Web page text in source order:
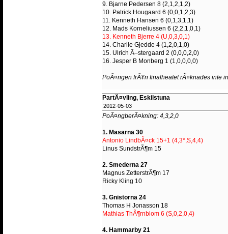
9. Bjarne Pedersen 8 (2,1,2,1,2)
10. Patrick Hougaard 6 (0,0,1,2,3)
11. Kenneth Hansen 6 (0,1,3,1,1)
12. Mads Korneliussen 6 (2,2,1,0,1)
13. Kenneth Bjerre 4 (U,0,3,0,1)
14. Charlie Gjedde 4 (1,2,0,1,0)
15. Ulrich Ã–stergaard 2 (0,0,0,2,0)
16. Jesper B Monberg 1 (1,0,0,0,0)
PoÃ¤ngen frÃ¥n finalheatet rÃ¤knades inte
PartÃ¤vling, Eskilstuna
2012-05-03
PoÃ¤ngberÃ¤kning: 4,3,2,0
1. Masarna 30
Antonio LindbÃ¤ck 15+1 (4,3*,S,4,4)
Linus SundstrÃ¶m 15
2. Smederna 27
Magnus ZetterstrÃ¶m 17
Ricky Kling 10
3. Gnistorna 24
Thomas H Jonasson 18
Mathias ThÃ¶rnblom 6 (S,0,2,0,4)
4. Hammarby 21